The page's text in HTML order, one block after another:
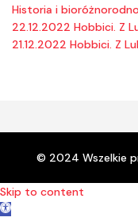
Historia i
22.12.2022 Hobbici. Z
21.12.2022 Hobbici. Z
© 2024 Wszelkie
Skip to content
Open toolbar